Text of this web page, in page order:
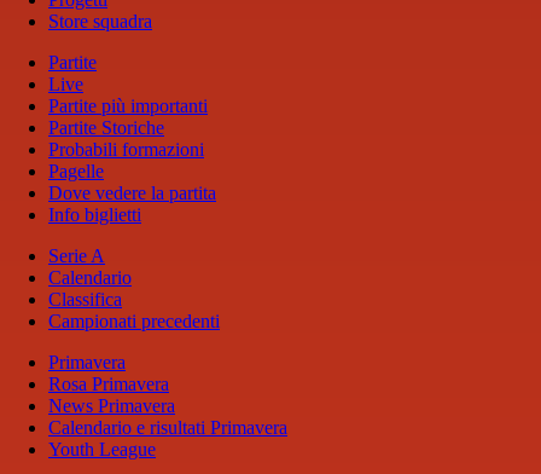
Store squadra
Partite
Live
Partite più importanti
Partite Storiche
Probabili formazioni
Pagelle
Dove vedere la partita
Info biglietti
Serie A
Calendario
Classifica
Campionati precedenti
Primavera
Rosa Primavera
News Primavera
Calendario e risultati Primavera
Youth League